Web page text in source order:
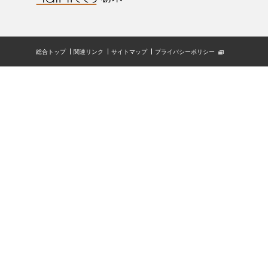
総合トップ 関連リンク サイトマップ プライバシーポリシー